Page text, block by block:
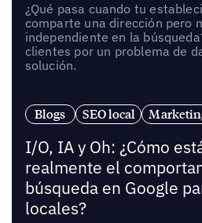
¿Qué pasa cuando tu
comparte una dirección pero
independiente en la
clientes por un problema de
solución.
Blogs SEO local
I/O, IA y Oh: ¿Cómo
realmente el
búsqueda en Google
locales?